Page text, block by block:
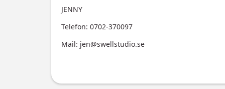
JENNY
Telefon: 0702-370097
Mail: jen@swellstudio.se